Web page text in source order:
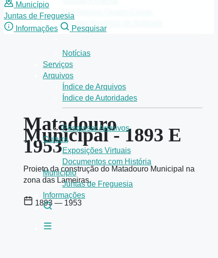
Um Arquivo Quatro Casas
A Casa Navarros de Andrade
Notícias
Serviços
Arquivos
Índice de Arquivos
Índice de Autoridades
Pesquisar Arquivos
Cultura
Exposições Virtuais
Documentos com História
Município
Juntas de Freguesia
Informações
Município
Juntas de Freguesia
Informações
Pesquisar
Matadouro
Municipal - 1893 E
1953
Projeto da construção do Matadouro Municipal na
zona das Lameiras.
1893 — 1953